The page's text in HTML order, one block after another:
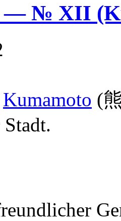
— № XII
Kumamoto (